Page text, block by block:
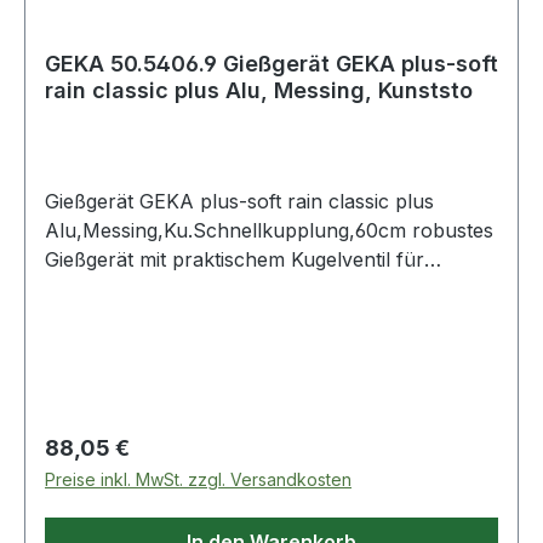
GEKA 50.5406.9 Gießgerät GEKA plus-soft
rain classic plus Alu, Messing, Kunststo
Gießgerät GEKA plus-soft rain classic plus
Alu,Messing,Ku.Schnellkupplung,60cm robustes
Gießgerät mit praktischem Kugelventil für
Gießkopf für großvolumigen, weichen
Wasserschleier mit wechselbarer Platine und
Schutzring großer Wasserdurchfluss, damit ideal
für den professionellen Einsatz · eingelegter
Regulärer Preis:
88,05 €
Preise inkl. MwSt. zzgl. Versandkosten